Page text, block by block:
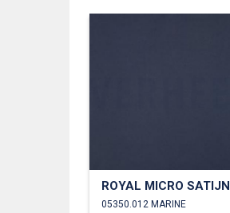
ROYAL MICRO SATIJN
05350.012 MARINE